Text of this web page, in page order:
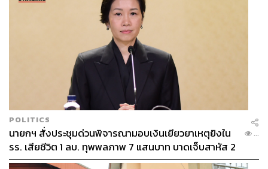
POLITICS
นายกฯ สั่งประชุมด่วนพิจารณามอบเงินเยียวยาเหตุยิงใน
รร. เสียชีวิต 1 ลบ. ทุพพลภาพ 7 แสนบาท บาดเจ็บสาหัส 2
แสนบาท บาดเจ็บเล็กน้อย 1 แสนบาท
...